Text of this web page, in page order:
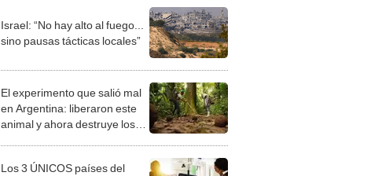
Israel: “No hay alto al fuego...
sino pausas tácticas locales”
El experimento que salió mal
en Argentina: liberaron este
animal y ahora destruye los
Los 3 ÚNICOS países del